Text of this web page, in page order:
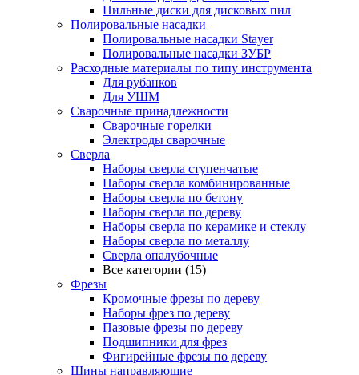
Пильные диски для дисковых пил
Полировальные насадки
Полировальные насадки Stayer
Полировальные насадки ЗУБР
Расходные материалы по типу инструмента
Для рубанков
Для УШМ
Сварочные принадлежности
Сварочные горелки
Электроды сварочные
Сверла
Наборы cверла ступенчатые
Наборы сверла комбинированные
Наборы сверла по бетону
Наборы сверла по дереву
Наборы сверла по керамике и стеклу
Наборы сверла по металлу
Сверла опалубочные
Все категории (15)
Фрезы
Кромочные фрезы по дереву
Наборы фрез по дереву
Пазовые фрезы по дереву
Подшипники для фрез
Фигирейные фрезы по дереву
Шины направляющие